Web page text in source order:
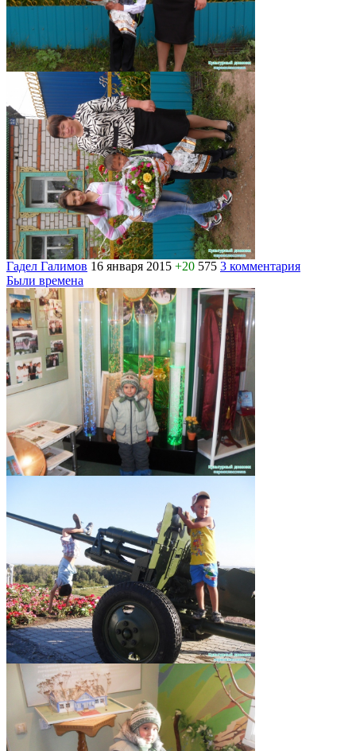
Гадел Галимов 16 января 2015 +20 575 3 комментария
Были времена